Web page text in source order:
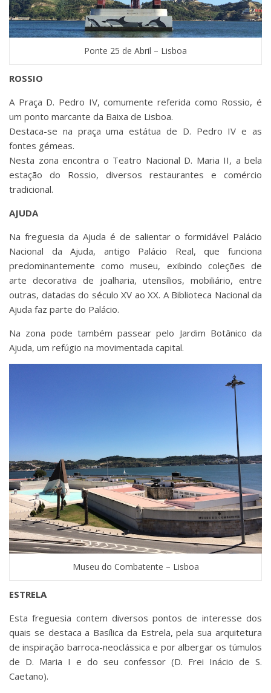
Ponte 25 de Abril – Lisboa
ROSSIO
A Praça D. Pedro IV, comumente referida como Rossio, é
um ponto marcante da Baixa de Lisboa.
Destaca-se na praça uma estátua de D. Pedro IV e as
fontes gémeas.
Nesta zona encontra o Teatro Nacional D. Maria II, a bela
estação do Rossio, diversos restaurantes e comércio
tradicional.
AJUDA
Na freguesia da Ajuda é de salientar o formidável Palácio
Nacional da Ajuda, antigo Palácio Real, que funciona
predominantemente como museu, exibindo coleções de
arte decorativa de joalharia, utensílios, mobiliário, entre
outras, datadas do século XV ao XX. A Biblioteca Nacional da
Ajuda faz parte do Palácio.
Na zona pode também passear pelo Jardim Botânico da
Ajuda, um refúgio na movimentada capital.
Museu do Combatente – Lisboa
ESTRELA
Esta freguesia contem diversos pontos de interesse dos
quais se destaca a Basílica da Estrela, pela sua arquitetura
de inspiração barroca-neoclássica e por albergar os túmulos
de D. Maria I e do seu confessor (D. Frei Inácio de S.
Caetano).